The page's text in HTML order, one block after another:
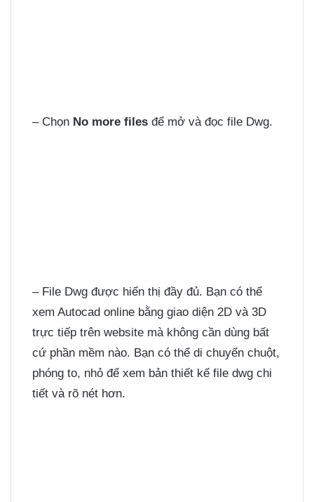
– Chọn No more files để mở và đọc file Dwg.
– File Dwg được hiển thị đầy đủ. Bạn có thể
xem Autocad online bằng giao diện 2D và 3D
trực tiếp trên website mà không cần dùng bất
cứ phần mềm nào. Bạn có thể di chuyển chuột,
phóng to, nhỏ để xem bản thiết kế file dwg chi
tiết và rõ nét hơn.